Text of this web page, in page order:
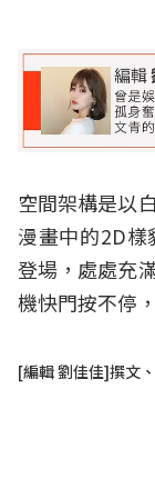
空間架構是以
漫畫中的2D樣
登場，處處充
機快門按不停
[編輯 劉佳佳]撰文